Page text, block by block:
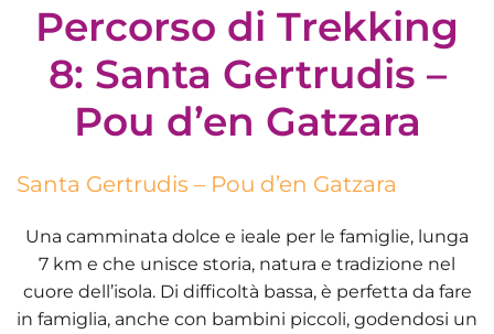
Percorso di Trekking
8: Santa Gertrudis –
Pou d’en Gatzara
Santa Gertrudis – Pou d’en Gatzara
Una camminata dolce e ieale per le famiglie, lunga
7 km e che unisce storia, natura e tradizione nel
cuore dell’isola. Di difficoltà bassa, è perfetta da fare
in famiglia, anche con bambini piccoli, godendosi un